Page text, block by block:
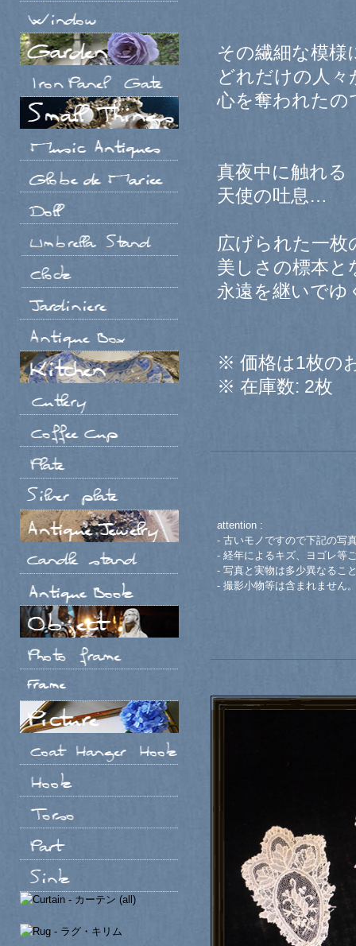
その繊細な模様
どれだけの人々
心を奪われたの
真夜中に触れる
天使の吐息…
広げられた一枚
美しさの標本と
永遠を継いでゆ
※ 価格は1枚の
※ 在庫数: 2枚
attention :
- 古いモノですので下記の写
- 経年によるキズ、ヨゴレ等
- 写真と実物は多少異なるこ
- 撮影小物等は含まれません